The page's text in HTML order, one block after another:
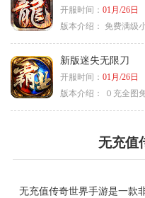
开服时间： 01月/26日
版本介绍： 免费满级
新版迷失无限刀
开服时间： 01月/26日
版本介绍：
０充全图
无充值
无充值传奇世界手游是一款